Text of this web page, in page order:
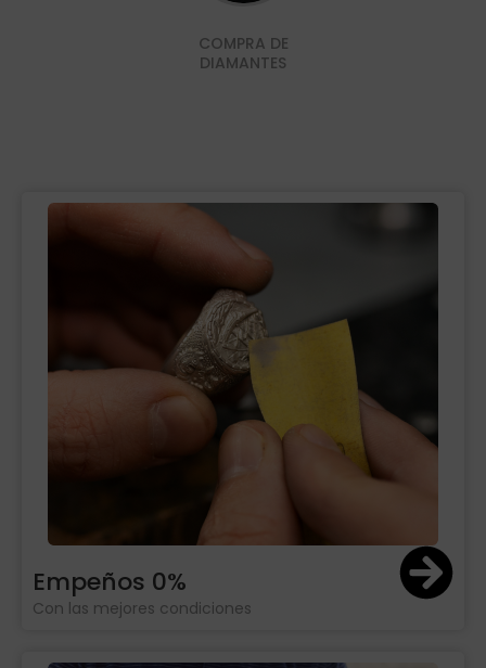
COMPRA DE
DIAMANTES
Empeños 0%
Con las mejores condiciones